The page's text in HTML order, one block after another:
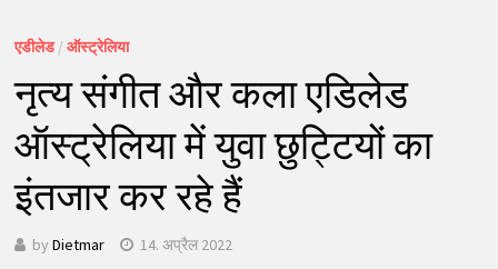
एडीलेड/ ऑस्ट्रेलिया
नृत्य संगीत और कला एडिलेड
ऑस्ट्रेलिया में युवा छुट्टियों का
इंतजार कर रहे हैं
by Dietmar 14. अप्रैल 2022